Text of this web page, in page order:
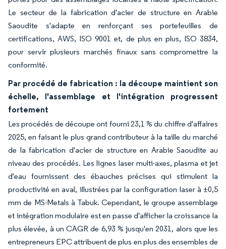
Le secteur de la fabrication d'acier de structure en Arabie
Saoudite s'adapte en renforçant ses portefeuilles de
certifications, AWS, ISO 9001 et, de plus en plus, ISO 3834,
pour servir plusieurs marchés finaux sans compromettre la
conformité.
Par procédé de fabrication : la découpe maintient son
échelle, l'assemblage et l'intégration progressent
fortement
Les procédés de découpe ont fourni 23,1 % du chiffre d'affaires
2025, en faisant le plus grand contributeur à la taille du marché
de la fabrication d'acier de structure en Arabie Saoudite au
niveau des procédés. Les lignes laser multi-axes, plasma et jet
d'eau fournissent des ébauches précises qui stimulent la
productivité en aval, illustrées par la configuration laser à ±0,5
mm de MS-Metals à Tabuk. Cependant, le groupe assemblage
et intégration modulaire est en passe d'afficher la croissance la
plus élevée, à un CAGR de 6,93 % jusqu'en 2031, alors que les
entrepreneurs EPC attribuent de plus en plus des ensembles de